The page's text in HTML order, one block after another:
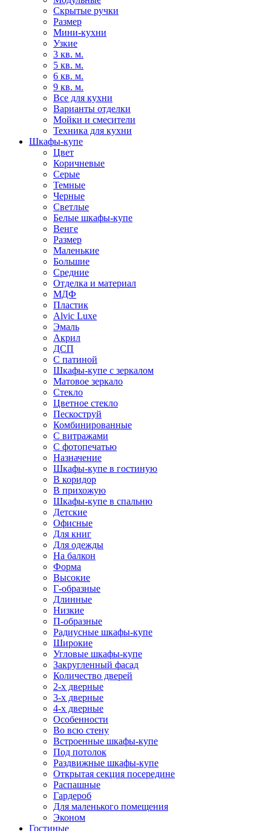
Скрытые ручки
Размер
Мини-кухни
Узкие
3 кв. м.
5 кв. м.
6 кв. м.
9 кв. м.
Все для кухни
Варианты отделки
Мойки и смесители
Техника для кухни
Шкафы-купе
Цвет
Коричневые
Серые
Темные
Черные
Светлые
Белые шкафы-купе
Венге
Размер
Маленькие
Большие
Средние
Отделка и материал
МДФ
Пластик
Alvic Luxe
Эмаль
Акрил
ДСП
С патиной
Шкафы-купе с зеркалом
Матовое зеркало
Стекло
Цветное стекло
Пескоструй
Комбинированные
С витражами
С фотопечатью
Назначение
Шкафы-купе в гостиную
В коридор
В прихожую
Шкафы-купе в спальню
Детские
Офисные
Для книг
Для одежды
На балкон
Форма
Высокие
Г-образные
Длинные
Низкие
П-образные
Радиусные шкафы-купе
Широкие
Угловые шкафы-купе
Закругленный фасад
Количество дверей
2-х дверные
3-х дверные
4-х дверные
Особенности
Во всю стену
Встроенные шкафы-купе
Под потолок
Раздвижные шкафы-купе
Открытая секция посередине
Распашные
Гардероб
Для маленького помещения
Эконом
Гостиные